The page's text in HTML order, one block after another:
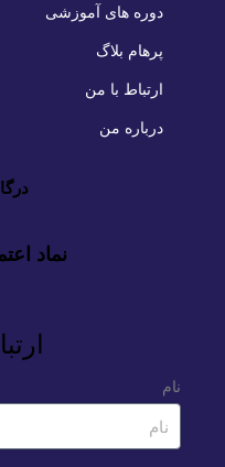
دوره های آموزشی
پرهام بلاگ
ارتباط با من
درباره من
نماد
نام